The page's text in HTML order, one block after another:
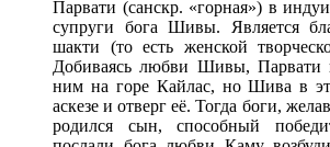
Парвати (санскр. «горная») в
супруги бога Шивы. Является
шакти (то есть женской
Добиваясь любви Шивы, Парвати
ним на горе Кайлас, но Шива в
аскезе и отверг её. Тогда боги,
родился сын, способный